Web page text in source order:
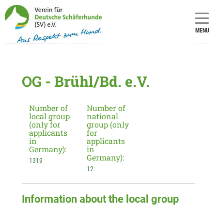
MENU
OG - Brühl/Bd. e.V.
Number of
local group
(only for
applicants
in
Germany):
1319
Number of
national
group (only
for
applicants
in
Germany):
12
Information about the local group